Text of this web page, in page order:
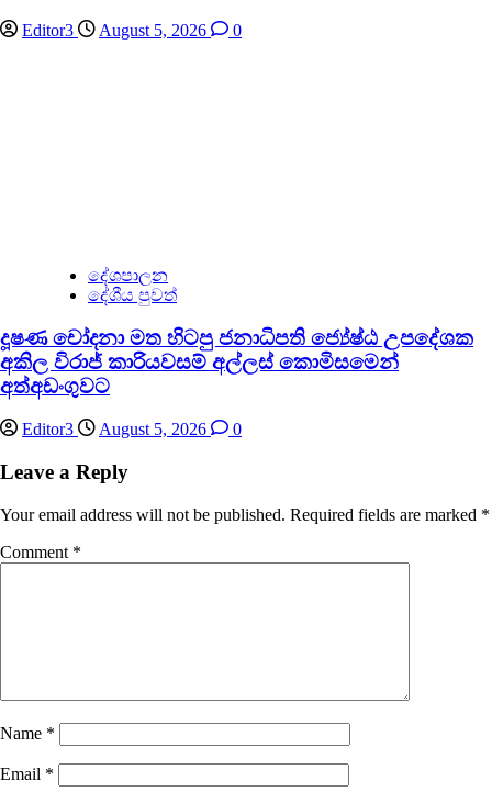
Editor3 August 5, 2026 0
දේශපාලන
දේශීය පුවත්
දූෂණ චෝදනා මත හිටපු ජනාධිපති ජ්‍යේෂ්ඨ උපදේශක
අකිල විරාජ් කාරියවසම් අල්ලස් කොමිසමෙන්
අත්අඩංගුවට
Editor3 August 5, 2026 0
Leave a Reply
Your email address will not be published. Required fields are marked *
Comment *
Name *
Email *